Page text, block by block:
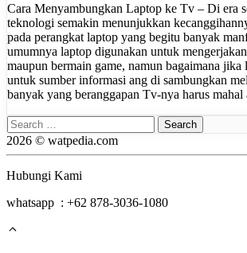
Cara Menyambungkan Laptop ke Tv – Di era
teknologi semakin menunjukkan
pada perangkat laptop yang begitu banyak
umumnya laptop digunakan untuk
maupun bermain game, namun bagaimana jika
untuk sumber informasi ang di sambungkan
banyak yang beranggapan Tv-nya harus
Search
for:
2026 © watpedia.com
Hubungi Kami
whatsapp : +62 878-3036-1080